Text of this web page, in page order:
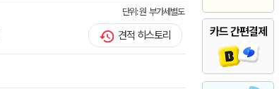
카드 간편결제
단위: 원 부가세별도
견적 히스토리